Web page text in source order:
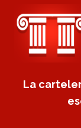
La